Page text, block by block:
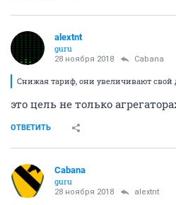
alextnt
guru
28 ноября 2018 Cabana
Снижая тариф, они увеличивают свой
это цель не только
ОТВЕТИТЬ
Cabana
guru
28 ноября 2018 alextnt